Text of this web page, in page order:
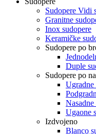
Sudopere Vidi
Granitne
Inox sudopere
Keramičke
Sudopere po
Duple
Sudopere po
Ugradne
Nasadne
Ugaone
Izdvojeno
Blanco